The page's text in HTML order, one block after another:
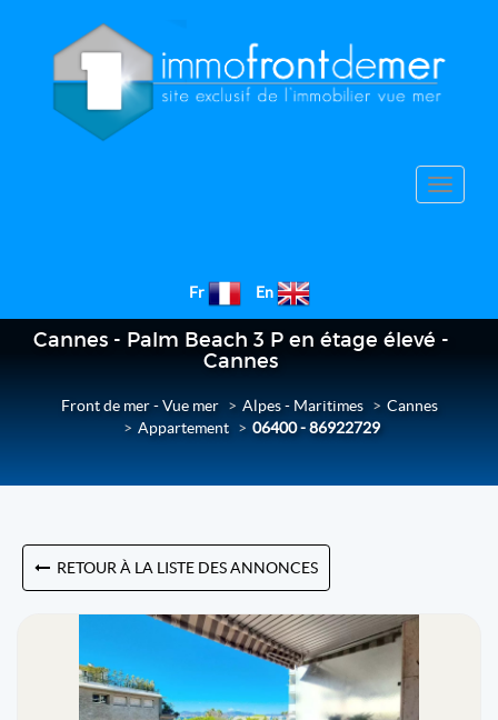
Toggle
Fr En
Cannes - Palm Beach 3 P en étage élevé -
Cannes
Front de mer - Vue mer Alpes - Maritimes
Cannes
Appartement
06400 - 86922729
RETOUR À LA LISTE DES ANNONCES